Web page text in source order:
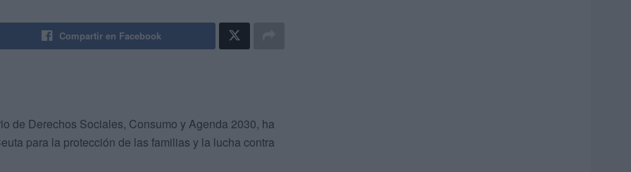
Compartir en Facebook
de Derechos Sociales, Consumo y Agenda 2030, ha
para la protección de las familias y la lucha contra